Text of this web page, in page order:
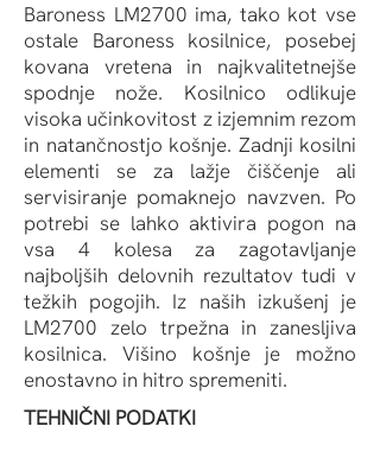
Baroness LM2700 ima, tako kot vse
ostale Baroness kosilnice, posebej
kovana vretena in najkvalitetnejše
spodnje nože. Kosilnico odlikuje
visoka učinkovitost z izjemnim rezom
in natančnostjo košnje. Zadnji kosilni
elementi se za lažje čiščenje ali
servisiranje pomaknejo navzven. Po
potrebi se lahko aktivira pogon na
vsa 4 kolesa za zagotavljanje
najboljših delovnih rezultatov tudi v
težkih pogojih. Iz naših izkušenj je
LM2700 zelo trpežna in zanesljiva
kosilnica. Višino košnje je možno
enostavno in hitro spremeniti.
TEHNIČNI PODATKI